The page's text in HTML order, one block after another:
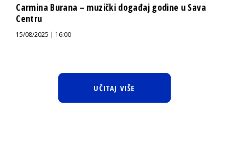
Carmina Burana – muzički događaj godine u Sava
Centru
15/08/2025 | 16:00
UČITAJ VIŠE